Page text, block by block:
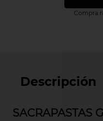
Compra
Descripción
SACRAPASTAS